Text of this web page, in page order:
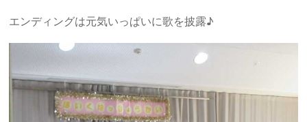
エンディングは元気いっぱいに歌を披露♪